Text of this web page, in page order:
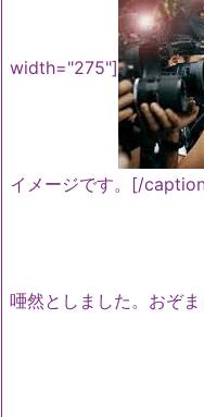
width="275"]
イメージです。[/
唖然としました。おぞま